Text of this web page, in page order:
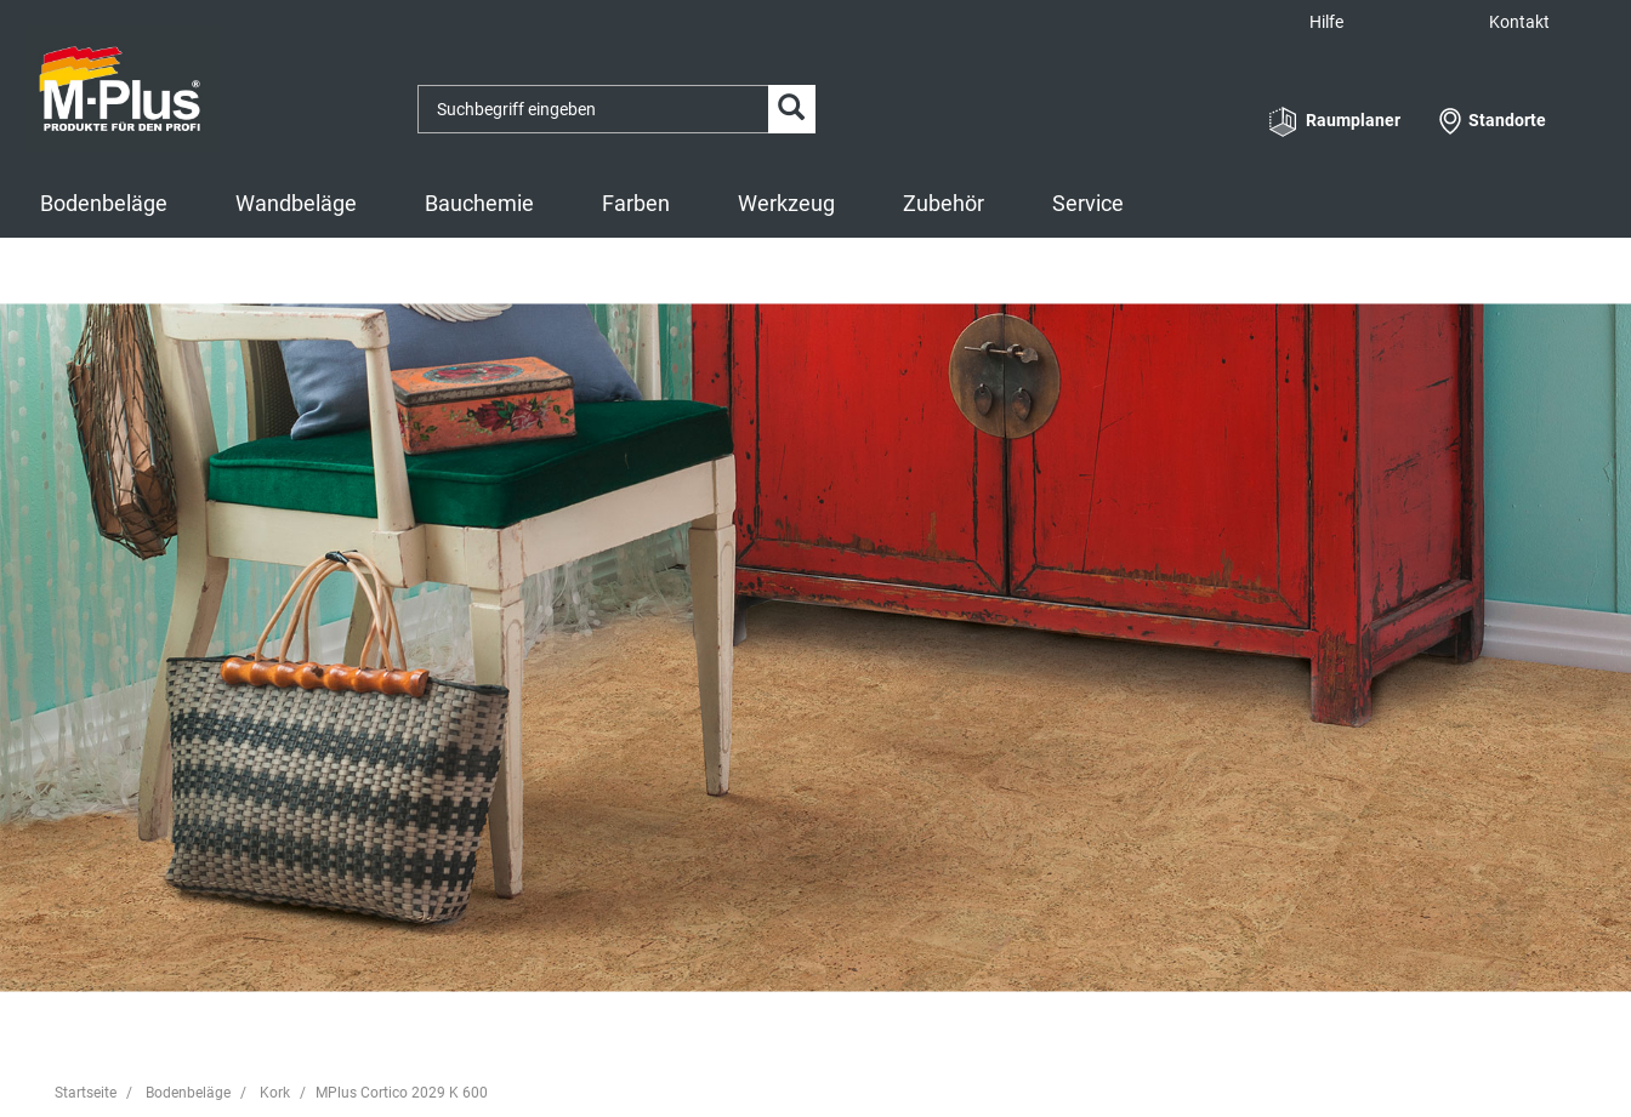
springen
Navigationsmenü
springen
Hilfe Kontakt
Raumplaner Standorte
Bodenbeläge Wandbeläge Bauchemie Farben Werkzeug Zubehör Service
Startseite Bodenbeläge Kork MPlus Cortico 2029 K 600